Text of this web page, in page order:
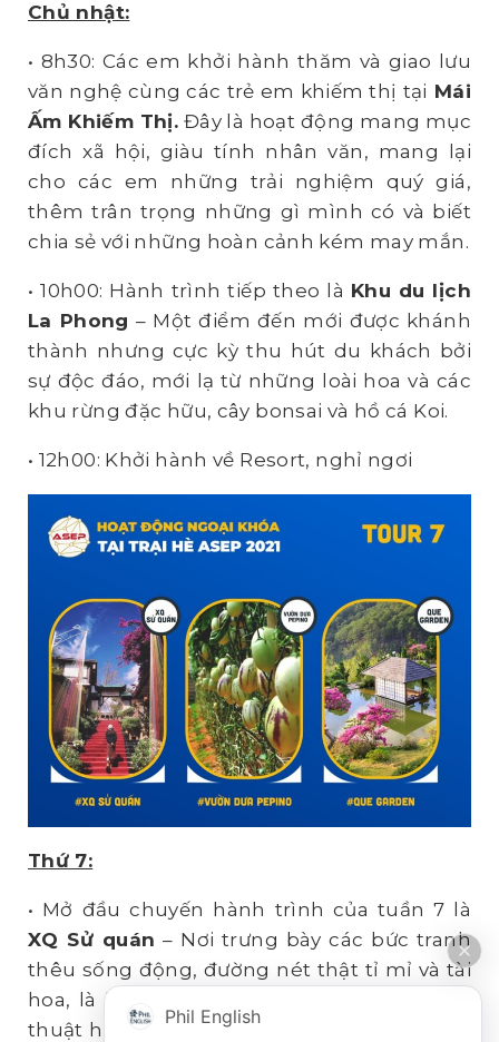
Chủ nhật:
• 8h30: Các em khởi hành thăm và giao lưu
văn nghệ cùng các trẻ em khiếm thị tại Mái
Ấm Khiếm Thị. Đây là hoạt động mang mục
đích xã hội, giàu tính nhân văn, mang lại
cho các em những trải nghiệm quý giá,
thêm trân trọng những gì mình có và biết
chia sẻ với những hoàn cảnh kém may mắn.
• 10h00: Hành trình tiếp theo là Khu du lịch
La Phong – Một điểm đến mới được khánh
thành nhưng cực kỳ thu hút du khách bởi
sự độc đáo, mới lạ từ những loài hoa và các
khu rừng đặc hữu, cây bonsai và hồ cá Koi.
• 12h00: Khởi hành về Resort, nghỉ ngơi
Thứ 7:
• Mở đầu chuyến hành trình của tuần 7 là
XQ Sử quán – Nơi trưng bày các bức tranh
thêu sống động, đường nét thật tỉ mỉ và tài
hoa, là kết quả của sự phối hợp giữa nghệ
thuật hội họa hiện đại và tinh hoa của nghề
Phil English